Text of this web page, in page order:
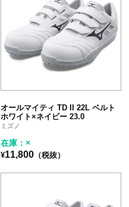
オールマイティ TD II 22L ベルト
ホワイト×ネイビー 23.0
ミズノ
在庫：×
¥11,800 （税抜）